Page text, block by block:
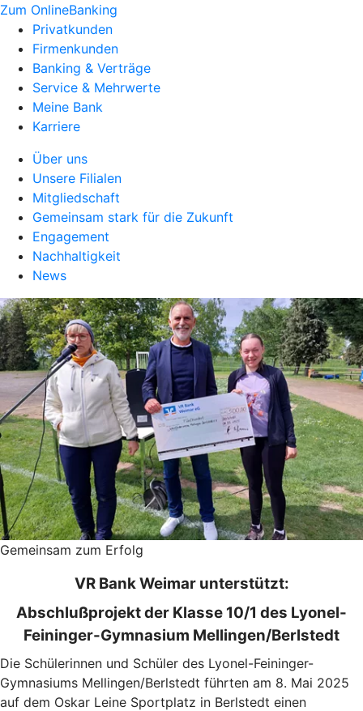
Zum OnlineBanking
Privatkunden
Firmenkunden
Banking & Verträge
Service & Mehrwerte
Meine Bank
Karriere
Über uns
Unsere Filialen
Mitgliedschaft
Gemeinsam stark für die Zukunft
Engagement
Nachhaltigkeit
News
Gemeinsam zum Erfolg
VR Bank Weimar unterstützt:
Abschlußprojekt der Klasse 10/1 des Lyonel-
Feininger-Gymnasium Mellingen/Berlstedt
Die Schülerinnen und Schüler des Lyonel-Feininger-
Gymnasiums Mellingen/Berlstedt führten am 8. Mai 2025
auf dem Oskar Leine Sportplatz in Berlstedt einen